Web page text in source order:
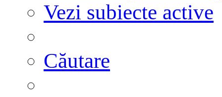
Vezi subiecte active
Căutare